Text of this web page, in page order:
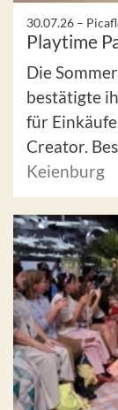
30.07.26 –
Playtime
Die
bestätigte
für
Creator.
Keienburg